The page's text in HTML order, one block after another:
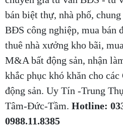
bán biệt thự, nhà phố,
BĐS công nghiệp, mua bán
thuê nhà xưởng kho bãi,
M&A bất động sản, nhận
khắc phục khó khăn cho
động sản. Uy Tín -Trung
Tâm-Đức-Tầm. Hotline:
0988.11.8385